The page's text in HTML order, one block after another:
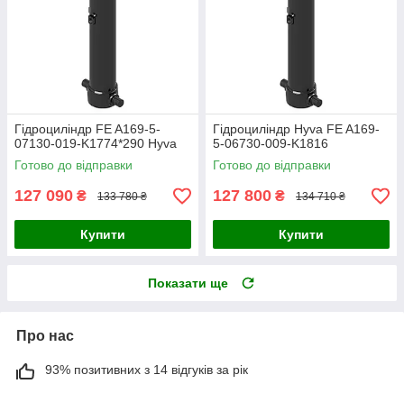
Гідроциліндр FE A169-5-
07130-019-K1774*290 Hyva
Готово до відправки
127 090 ₴ 133 780 ₴
Купити
Гідроциліндр Hyva FE A169-
5-06730-009-K1816
Готово до відправки
127 800 ₴ 134 710 ₴
Купити
Показати ще
Про нас
93% позитивних з 14 відгуків за рік